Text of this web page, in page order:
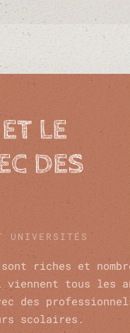
LE
DES
UNIVERSITÉS
riches et
viennent tous les
des professionnels
scolaires.